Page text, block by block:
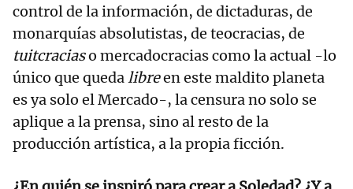
control de la información, de dictaduras, de
monarquías absolutistas, de teocracias, de
tuitcraciaso mercadocracias como la actual -lo
único que quedalibreen este maldito planeta
es ya solo el Mercado-, la censura no solo se
aplique a la prensa, sino al resto de la
producción artística, a la propia ficción.